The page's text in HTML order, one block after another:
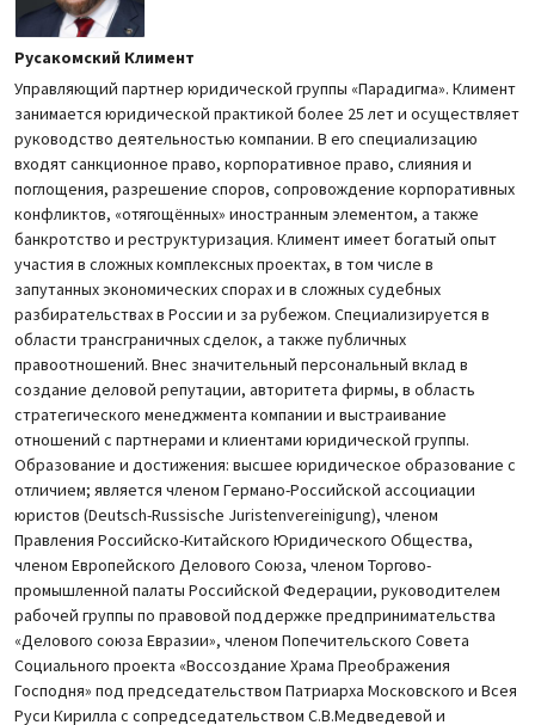
Русакомский Климент
Управляющий партнер юридической группы «Парадигма». Климент
занимается юридической практикой более 25 лет и осуществляет
руководство деятельностью компании. В его специализацию
входят санкционное право, корпоративное право, слияния и
поглощения, разрешение споров, сопровождение корпоративных
конфликтов, «отягощённых» иностранным элементом, а также
банкротство и реструктуризация. Климент имеет богатый опыт
участия в сложных комплексных проектах, в том числе в
запутанных экономических спорах и в сложных судебных
разбирательствах в России и за рубежом. Специализируется в
области трансграничных сделок, а также публичных
правоотношений. Внес значительный персональный вклад в
создание деловой репутации, авторитета фирмы, в область
стратегического менеджмента компании и выстраивание
отношений с партнерами и клиентами юридической группы.
Образование и достижения: высшее юридическое образование с
отличием; является членом Германо-Российской ассоциации
юристов (Deutsch-Russische Juristenvereinigung), членом
Правления Российско-Китайского Юридического Общества,
членом Европейского Делового Союза, членом Торгово-
промышленной палаты Российской Федерации, руководителем
рабочей группы по правовой поддержке предпринимательства
«Делового союза Евразии», членом Попечительского Совета
Социального проекта «Воссоздание Храма Преображения
Господня» под председательством Патриарха Московского и Всея
Руси Кирилла с сопредседательством С.В.Медведевой и